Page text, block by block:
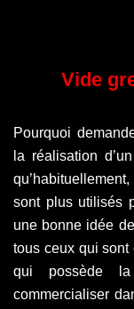
Vide
Pourquoi
la réalisation
sont plus utilisés
une bonne idée
tous ceux qui sont
qui possède la
commercialiser